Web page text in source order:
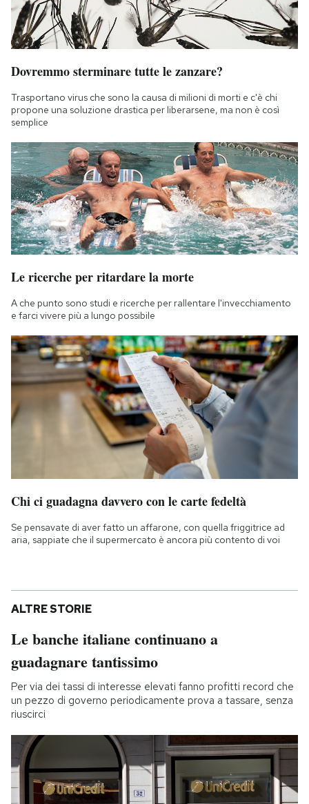
Dovremmo sterminare tutte le zanzare?
Trasportano virus che sono la causa di milioni di morti e c'è chi
propone una soluzione drastica per liberarsene, ma non è così
semplice
Le ricerche per ritardare la morte
A che punto sono studi e ricerche per rallentare l'invecchiamento
e farci vivere più a lungo possibile
Chi ci guadagna davvero con le carte fedeltà
Se pensavate di aver fatto un affarone, con quella friggitrice ad
aria, sappiate che il supermercato è ancora più contento di voi
ALTRE STORIE
Le banche italiane continuano a
guadagnare tantissimo
Per via dei tassi di interesse elevati fanno profitti record che
un pezzo di governo periodicamente prova a tassare, senza
riuscirci